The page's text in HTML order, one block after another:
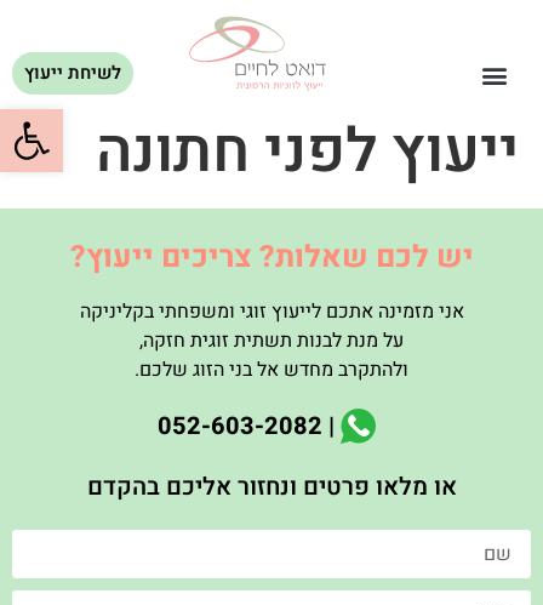
פתח
לשיחת ייעוץ
ייעוץ לפני חתונה
יש לכם שאלות? צריכים ייעוץ?
אני מזמינה אתכם לייעוץ זוגי ומשפחתי בקליניקה
על מנת לבנות תשתית זוגית חזקה,
ולהתקרב מחדש אל בני הזוג שלכם.
| 052-603-2082
או מלאו פרטים ונחזור אליכם בהקדם